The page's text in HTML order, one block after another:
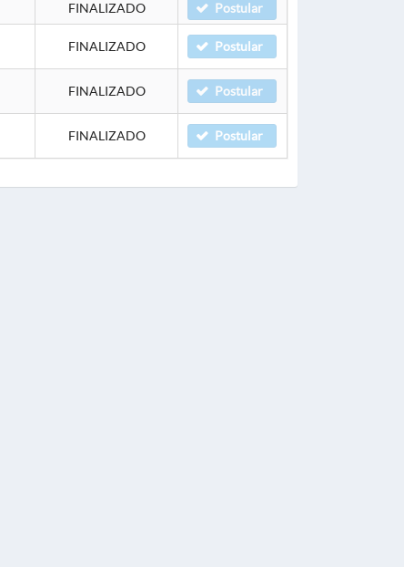
FINALIZADO Postular
FINALIZADO Postular
FINALIZADO Postular
FINALIZADO Postular